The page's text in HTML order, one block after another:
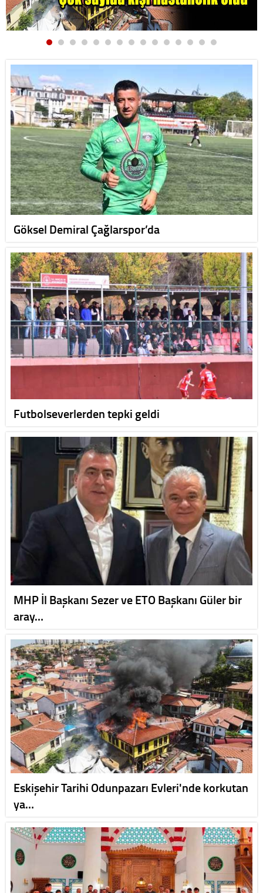
Göksel Demiral Çağlarspor’da
Futbolseverlerden tepki geldi
MHP İl Başkanı Sezer ve ETO Başkanı Güler bir
aray…
Eskişehir Tarihi Odunpazarı Evleri'nde korkutan
ya…